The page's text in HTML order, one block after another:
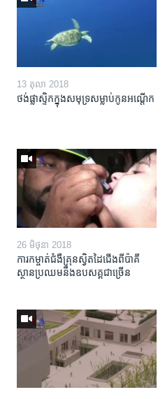
13 តុលា 2018
ថង់​ផ្លាស្ទិក​​ក្នុង​សមុទ្រ​សម្លាប់​កូន​អណ្តើក
26 មិថុនា 2018
ការ​កម្ចាត់​ជំងឺ​គ្រុន​ស្វិត​ដៃ​ជើង​ពី​ប៉ាគី
ស្ថាន​ប្រឈម​នឹង​ឧបសគ្គ​ជាច្រើន